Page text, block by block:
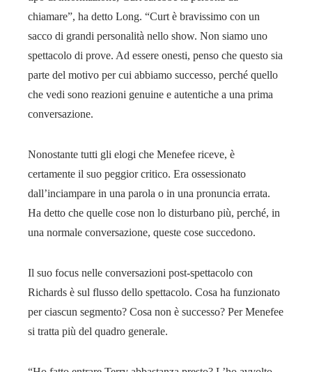
chiamare”, ha detto Long. “Curt è bravissimo con un
sacco di grandi personalità nello show. Non siamo uno
spettacolo di prove. Ad essere onesti, penso che questo sia
parte del motivo per cui abbiamo successo, perché quello
che vedi sono reazioni genuine e autentiche a una prima
conversazione.
Nonostante tutti gli elogi che Menefee riceve, è
certamente il suo peggior critico. Era ossessionato
dall’inciampare in una parola o in una pronuncia errata.
Ha detto che quelle cose non lo disturbano più, perché, in
una normale conversazione, queste cose succedono.
Il suo focus nelle conversazioni post-spettacolo con
Richards è sul flusso dello spettacolo. Cosa ha funzionato
per ciascun segmento? Cosa non è successo? Per Menefee
si tratta più del quadro generale.